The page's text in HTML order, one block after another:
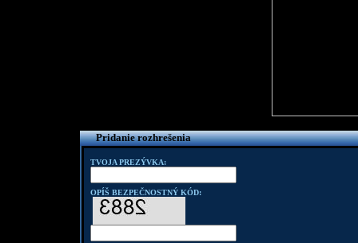
Pridanie rozhrešenia
TVOJA PREZÝVKA:
OPÍŠ BEZPEČNOSTNÝ KÓD: